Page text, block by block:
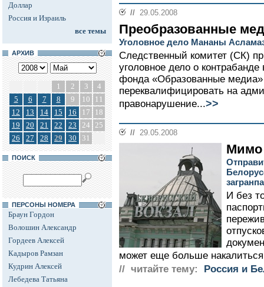
Доллар
Россия и Израиль
все темы
АРХИВ
1 2 3
4
5
6 7 8 9 10
11
12
13 14 15 16 17
18
19
20 21 22 23 24 25
26
27 28 29 30 31
ПОИСК
ПЕРСОНЫ НОМЕРА
Браун Гордон
Волошин Александр
Гордеев Алексей
Кадыров Рамзан
Кудрин Алексей
Лебедева Татьяна
// 29.05.2008
Преобразованные
Уголовное дело Мананы
Следственный комитет (СК)
уголовное дело о
фонда «Образованные
переквалифицировать на
правонарушение...>>
// 29.05.2008
Мимо
И без
может еще больше
// читайте тему:
Россия и